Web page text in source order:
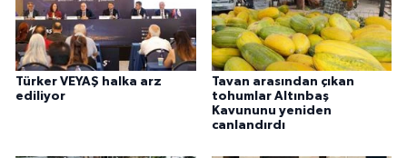
Türker VEYAŞ halka arz
ediliyor
Tavan arasından çıkan
tohumlar Altınbaş
Kavununu yeniden
canlandırdı